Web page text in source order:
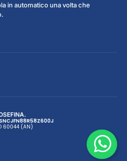
in automatico una volta che
JFN88R58Z600J
60044 (AN)